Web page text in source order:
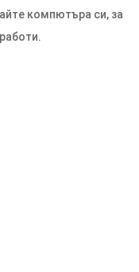
компютъра си, за